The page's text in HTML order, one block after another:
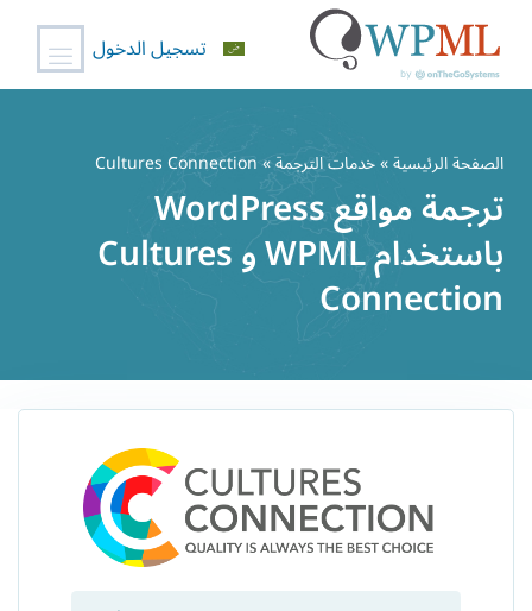
المحتوى
تسجيل الدخول
الصفحة الرئيسية»خدمات الترجمة» Cultures Connection
ترجمة مواقع WordPress
باستخدام WPML و Cultures
Connection